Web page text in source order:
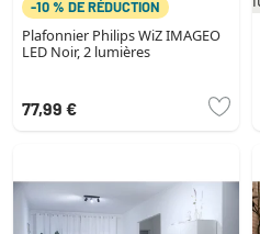
-10 % DE RÉDUCTION
Plafonnier Philips WiZ IMAGEO
LED Noir, 2 lumières
77,99 €